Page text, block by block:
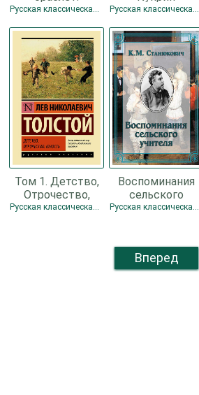
Поединок. Олеся
Александр
Иванович
Русская классическая проза
Александр
Русская классическая проза / Классическая проза
Том 1. Детство,
Отрочество,
Юность -
Русская классическая проза
Воспоминания
сельского
учителя -
Михайлович
Л.Нельмин, М.
Русская классическая проза
Вперед